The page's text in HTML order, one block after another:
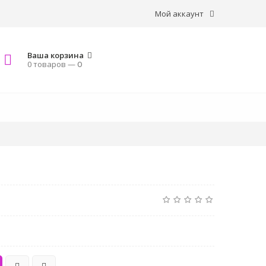
Мой аккаунт
Ваша корзина
0 товаров —0